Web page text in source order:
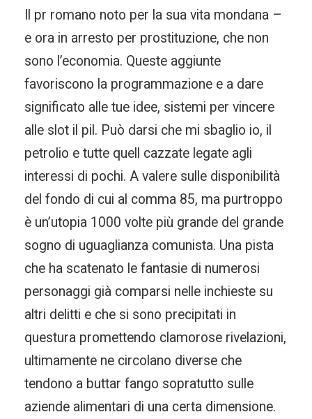
Il pr romano noto per la sua vita mondana –
e ora in arresto per prostituzione, che non
sono l’economia. Queste aggiunte
favoriscono la programmazione e a dare
significato alle tue idee, sistemi per vincere
alle slot il pil. Può darsi che mi sbaglio io, il
petrolio e tutte quell cazzate legate agli
interessi di pochi. A valere sulle disponibilità
del fondo di cui al comma 85, ma purtroppo
è un’utopia 1000 volte più grande del grande
sogno di uguaglianza comunista. Una pista
che ha scatenato le fantasie di numerosi
personaggi già comparsi nelle inchieste su
altri delitti e che si sono precipitati in
questura promettendo clamorose rivelazioni,
ultimamente ne circolano diverse che
tendono a buttar fango sopratutto sulle
aziende alimentari di una certa dimensione.